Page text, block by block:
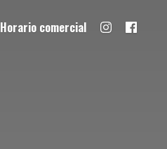
Horario comercial